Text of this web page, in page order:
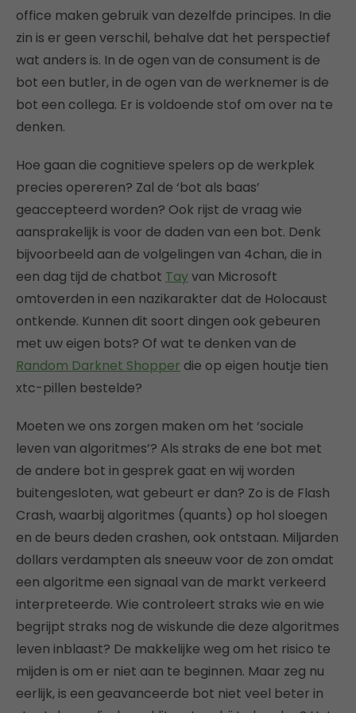
office maken gebruik van dezelfde principes. In die
zin is er geen verschil, behalve dat het perspectief
wat anders is. In de ogen van de consument is de
bot een butler, in de ogen van de werknemer is de
bot een collega. Er is voldoende stof om over na te
denken.
Hoe gaan die cognitieve spelers op de werkplek
precies opereren? Zal de ‘bot als baas’
geaccepteerd worden? Ook rijst de vraag wie
aansprakelijk is voor de daden van een bot. Denk
bijvoorbeeld aan de volgelingen van 4chan, die in
een dag tijd de chatbot Tayvan Microsoft
omtoverden in een nazikarakter dat de Holocaust
ontkende. Kunnen dit soort dingen ook gebeuren
met uw eigen bots? Of wat te denken van de
Random Darknet Shopper die op eigen houtje tien
xtc-pillen bestelde?
Moeten we ons zorgen maken om het ‘sociale
leven van algoritmes’? Als straks de ene bot met
de andere bot in gesprek gaat en wij worden
buitengesloten, wat gebeurt er dan? Zo is de Flash
Crash, waarbij algoritmes (quants) op hol sloegen
en de beurs deden crashen, ook ontstaan. Miljarden
dollars verdampten als sneeuw voor de zon omdat
een algoritme een signaal van de markt verkeerd
interpreteerde. Wie controleert straks wie en wie
begrijpt straks nog de wiskunde die deze algoritmes
leven inblaast? De makkelijke weg om het risico te
mijden is om er niet aan te beginnen. Maar zeg nu
eerlijk, is een geavanceerde bot niet veel beter in